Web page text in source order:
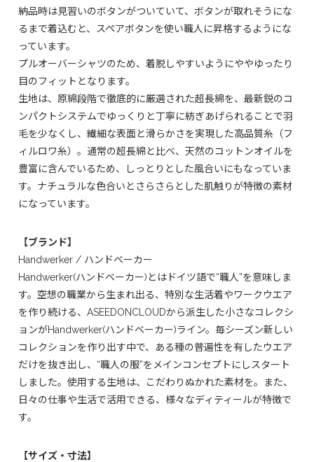
納品時は見習いのボタンがついていて、ボタンが取れそうにな
るまで着込むと、スペアボタンを使い職人に昇格するようにな
っています。
プルオーバーシャツのため、着脱しやすいようにややゆったり
目のフィットとなります。
生地は、原綿段階で徹底的に厳選された超長綿を、最新鋭のコ
ンパクトシステムでゆっくりと丁寧に紡ぎあげられることで羽
毛を少なくし、繊細な表面と滑らかさを実現した高品質糸（フ
ィルロワ糸）。通常の超長綿と比べ、天然のコットンオイルを
豊富に含んでいるため、しっとりとした風合いにもなっていま
す。ナチュラルな色合いとさらさらとした肌触りが特徴の素材
になっています。
【ブランド】
Handwerker / ハンドベーカー
Handwerker(ハンドベーカー)とはドイツ語で“職人”を意味しま
す。空想の職業から生まれ出る、特別な生活着やワークウエア
を作り続ける、ASEEDONCLOUDから派生した小さなコレクシ
ョンがHandwerker(ハンドベーカー)ライン。毎シーズン新しい
コレクションを作り出す中で、ある種の普遍性を有したウエア
だけを抜き出し、“職人の服”をメインコンセプトにしスタート
しました。使用する生地は、こだわりぬかれた素材を。また、
日々の仕事や生活で活用できる、様々なディティールが特徴で
す。
【サイズ・寸法】